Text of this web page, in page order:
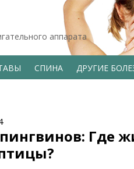
аппарата
СПИНА ДРУГИЕ
Где